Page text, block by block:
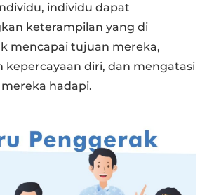
individu dapat
keterampilan yang di
mencapai tujuan mereka,
kepercayaan diri, dan mengatasi
hadapi.